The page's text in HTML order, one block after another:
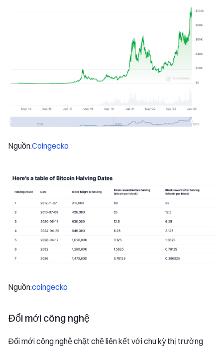
Nguồn:Coingecko
Nguồn:coingecko
Đổi mới công nghệ
Đổi mới công nghệ chặt chẽ liên kết với chu kỳ thị trường